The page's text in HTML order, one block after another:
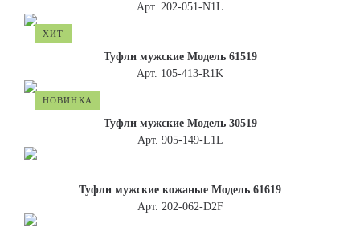
Арт. 202-051-N1L
ХИТ
Туфли мужские Модель 61519
Арт. 105-413-R1K
НОВИНКА
Туфли мужские Модель 30519
Арт. 905-149-L1L
Туфли мужские кожаные Модель 61619
Арт. 202-062-D2F